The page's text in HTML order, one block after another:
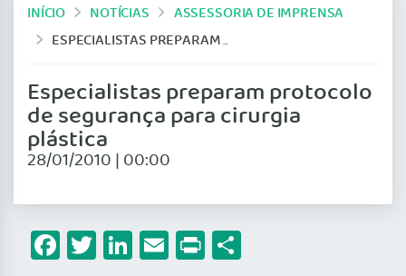
INÍCIO NOTÍCIAS
ASSESSORIA DE IMPRENSA
ESPECIALISTAS PREPARAM PROTOCOLO DE SEGURANÇA PARA CIRURGIA PLÁSTICA
Especialistas preparam protocolo
de segurança para cirurgia
plástica
28/01/2010 | 00:00
Facebook
Twitter
LinkedIn
Email
Print